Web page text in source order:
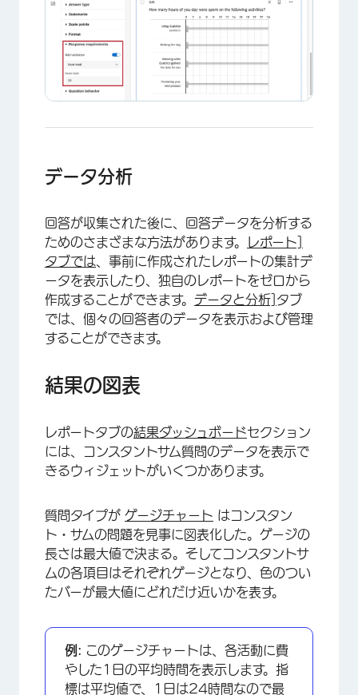
×
データ分析
回答が収集された後に、回答データを分析する
ためのさまざまな方法があります。
レポート]
タブでは 、事前に作成されたレポートの集計デ
ータを表示したり、独自のレポートをゼロから
作成することができます。 データと分析] タブ
では、個々の回答者のデータを表示および管理
することができます。
結果の図表
レポートタブの結果ダッシュボードセクション
には、コンスタントサム質問のデータを表示で
きるウィジェットがいくつかあります。
質問タイプが ゲージチャート はコンスタン
ト・サムの問題を見事に図表化した。ゲージの
長さは最大値で決まる。そしてコンスタントサ
ムの各項目はそれぞれゲージとなり、色のつい
たバーが最大値にどれだけ近いかを表す。
例: このゲージチャートは、各活動に費
やした1日の平均時間を表示します。指
標は平均値で、1日は24時間なので最